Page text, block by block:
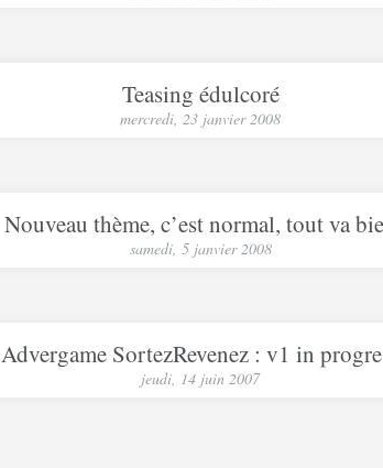
Teasing édulcoré
mercredi, 23 janvier 2008
Nouveau thème, c’est normal, tout va
samedi, 5 janvier 2008
Advergame SortezRevenez : v1 in
jeudi, 14 juin 2007